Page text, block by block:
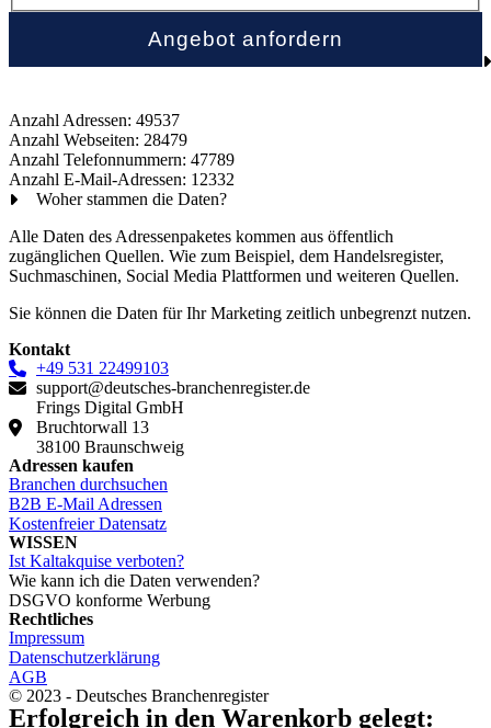
Anzahl Adressen: 49537
Anzahl Webseiten: 28479
Anzahl Telefonnummern: 47789
Anzahl E-Mail-Adressen: 12332
Woher stammen die Daten?
Alle Daten des Adressenpaketes kommen aus öffentlich
zugänglichen Quellen. Wie zum Beispiel, dem Handelsregister,
Suchmaschinen, Social Media Plattformen und weiteren Quellen.
Sie können die Daten für Ihr Marketing zeitlich unbegrenzt nutzen.
Kontakt
+49 531 22499103
support@deutsches-branchenregister.de
Frings Digital GmbH
Bruchtorwall 13
38100 Braunschweig
Adressen kaufen
Branchen durchsuchen
B2B E-Mail Adressen
Kostenfreier Datensatz
WISSEN
Ist Kaltakquise verboten?
Wie kann ich die Daten verwenden?
DSGVO konforme Werbung
Rechtliches
Impressum
Datenschutzerklärung
AGB
© 2023 - Deutsches Branchenregister
Erfolgreich in den Warenkorb gelegt: